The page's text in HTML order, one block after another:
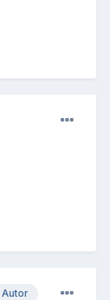
Autor